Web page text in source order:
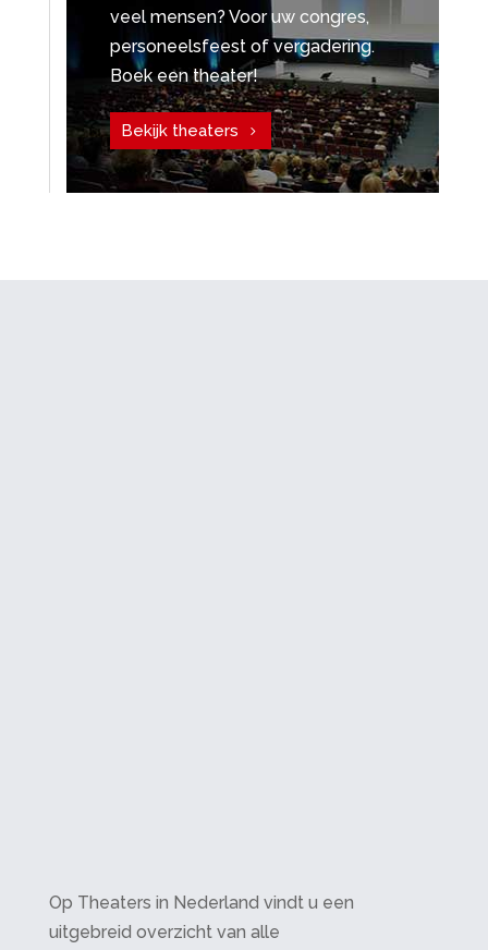
veel mensen? Voor uw congres,
personeelsfeest of vergadering.
Boek een theater!
Bekijk theaters
Op Theaters in Nederland vindt u een
uitgebreid overzicht van alle